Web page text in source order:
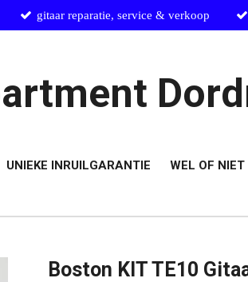
gitaar reparatie, service & verkoop
UNIEKE INRUILGARANTIE
WEL OF NIET
Boston KIT TE10